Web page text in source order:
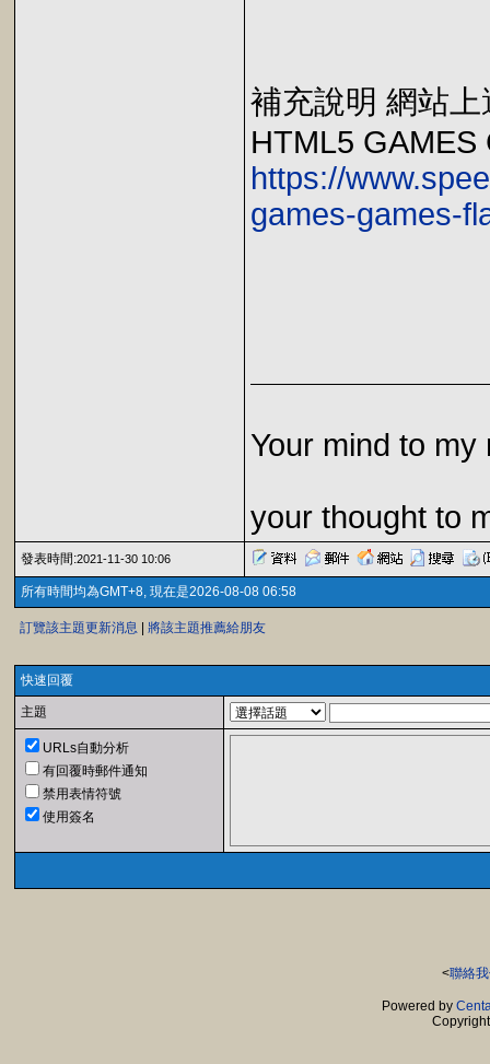
補充說明 網站
HTML5 GAMES
https://
games-games-
Your mind to my
your thought to
發表時間:2021-11-30 10:06
所有時間均為GMT+8, 現在是2026-08-08 06:58
訂覽該主題更新消息 將該主題推薦給朋友
快速回覆
主題
URLs自動分析
有回覆時郵件通知
禁用表情符號
使用簽名
<聯絡
Powered by